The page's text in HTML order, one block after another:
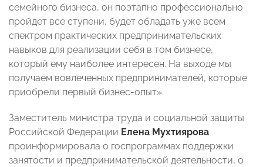
семейного бизнеса, он поэтапно профессионально
пройдет все ступени, будет обладать уже всем
спектром практических предпринимательских
навыков для реализации себя в том бизнесе,
который ему наиболее интересен. На выходе мы
получаем вовлеченных предпринимателей, которые
приобрели первый бизнес-опыт».
Заместитель министра труда и социальной защиты
Российской Федерации Елена Мухтиярова
проинформировала о госпрограммах поддержки
занятости и предпринимательской деятельности, о